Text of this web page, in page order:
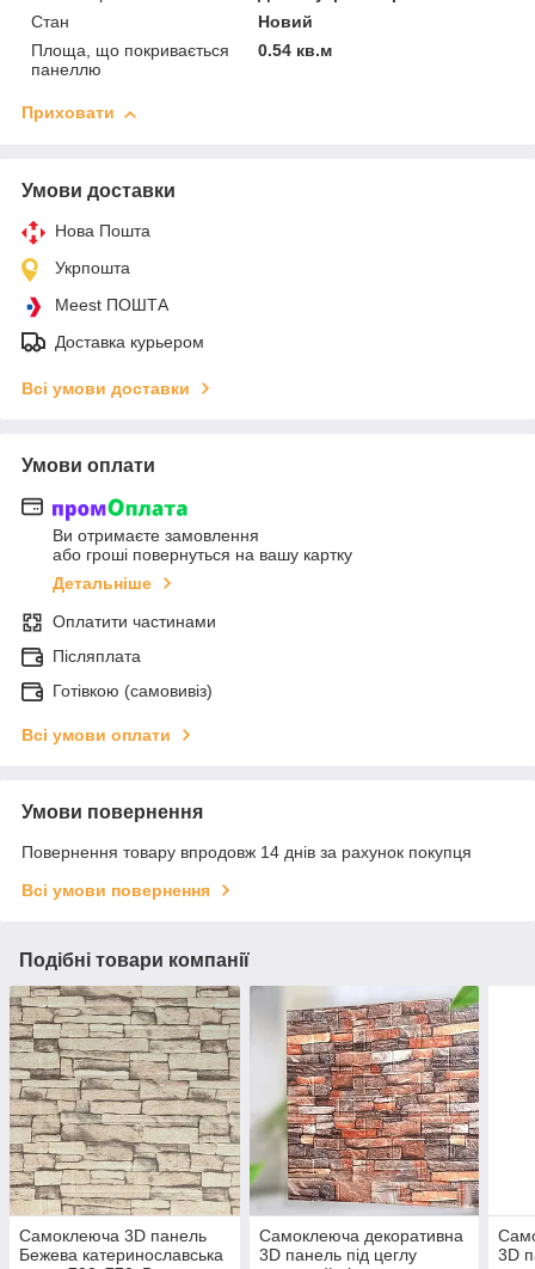
Стан
Новий
Площа, що покривається
панеллю
0.54 кв.м
Приховати
Умови доставки
Нова Пошта
Укрпошта
Meest ПОШТА
Доставка курьером
Всі умови доставки
Умови оплати
Ви отримаєте замовлення
або гроші повернуться на вашу картку
Детальніше
Оплатити частинами
Післяплата
Готівкою (самовивіз)
Всі умови оплати
Умови повернення
Повернення товару впродовж 14 днів за рахунок покупця
Всі умови повернення
Подібні товари компанії
Самоклеюча 3D панель
Бежева катеринославська
Самоклеюча декоративна
3D панель під цеглу
3D